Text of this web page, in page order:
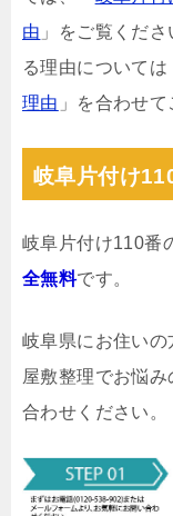
由 」をご覧くだ
る理由については
理由 」を合わせ
岐阜片付け
岐阜片付け110番
全無料です。
岐阜県にお住いの
屋敷整理でお悩
合わせください。